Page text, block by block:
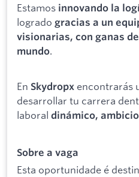
Estamos innovando la
logrado gracias a un
visionarias, con ganas
mundo.
En Skydropx encontrarás
desarrollar tu carrera
laboral dinámico,
Sobre a vaga
Esta oportunidade é